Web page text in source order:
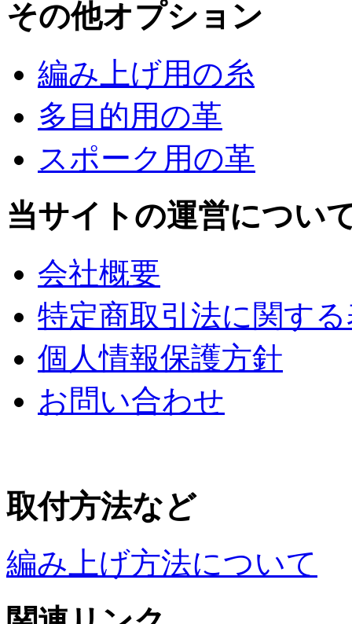
その他オプション
編み上げ用の糸
多目的用の革
スポーク用の革
当サイトの運営につい
会社概要
特定商取引法に関す
個人情報保護方針
お問い合わせ
取付方法など
編み上げ方法について